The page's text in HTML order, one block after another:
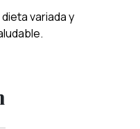
variada y